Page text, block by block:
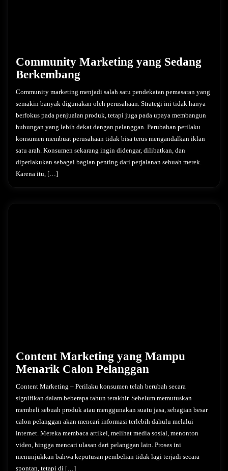
Community Marketing yang Sedang
Berkembang
Community marketing menjadi salah satu pendekatan pemasaran yang
semakin banyak digunakan oleh perusahaan. Strategi ini tidak hanya
berfokus pada penjualan produk, tetapi juga pada upaya membangun
hubungan yang lebih dekat dengan pelanggan. Perubahan perilaku
konsumen membuat perusahaan tidak bisa terus mengandalkan iklan
satu arah. Konsumen sekarang ingin didengar, dilibatkan, dan
diperlakukan sebagai bagian penting dari perjalanan sebuah merek.
Karena itu, […]
Content Marketing yang Mampu
Menarik Calon Pelanggan
Content Marketing – Perilaku konsumen telah berubah secara
signifikan dalam beberapa tahun terakhir. Sebelum memutuskan
membeli sebuah produk atau menggunakan suatu jasa, sebagian besar
calon pelanggan akan mencari informasi terlebih dahulu melalui
internet. Mereka membaca artikel, melihat media sosial, menonton
video, hingga mencari ulasan dari pelanggan lain. Proses ini
menunjukkan bahwa keputusan pembelian tidak lagi terjadi secara
spontan, tetapi di […]